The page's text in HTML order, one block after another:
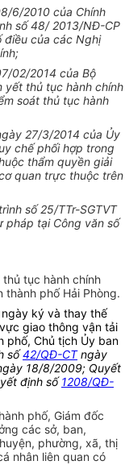
6/2010 của Chính
số 48/ 2013/NĐ-CP
điều của các Nghị
02/2014 của Bộ
yết thủ tục hành chính
soát thủ tục hành
27/3/2014 của Ủy
chế phối hợp trong
thẩm quyền giải
quan trực thuộc trên
số 25/TTr-SGTVT
pháp tại Công văn số
tục hành chính
phố Hải Phòng.
ký và thay thế
giao thông vận tải
phố, Chủ tịch Ủy ban
số42/QĐ-CTngày
18/8/2009; Quyết
định số1208/QĐ-
phố, Giám đốc
các sở, ban,
phường, xã, thị
nhân liên quan có